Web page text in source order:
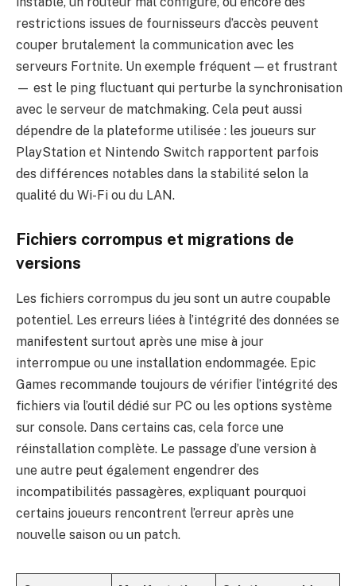
restrictions issues de fournisseurs d’accès peuvent
couper brutalement la communication avec les
serveurs Fortnite. Un exemple fréquent — et frustrant
— est le ping fluctuant qui perturbe la synchronisation
avec le serveur de matchmaking. Cela peut aussi
dépendre de la plateforme utilisée : les joueurs sur
PlayStation et Nintendo Switch rapportent parfois
des différences notables dans la stabilité selon la
qualité du Wi-Fi ou du LAN.
Fichiers corrompus et migrations de
versions
Les fichiers corrompus du jeu sont un autre coupable
potentiel. Les erreurs liées à l’intégrité des données se
manifestent surtout après une mise à jour
interrompue ou une installation endommagée. Epic
Games recommande toujours de vérifier l’intégrité des
fichiers via l’outil dédié sur PC ou les options système
sur console. Dans certains cas, cela force une
réinstallation complète. Le passage d’une version à
une autre peut également engendrer des
incompatibilités passagères, expliquant pourquoi
certains joueurs rencontrent l’erreur après une
nouvelle saison ou un patch.